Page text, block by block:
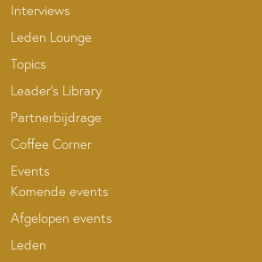
Interviews
Leden Lounge
Topics
Leader’s Library
Partnerbijdrage
Coffee Corner
Events
Komende events
Afgelopen events
Leden